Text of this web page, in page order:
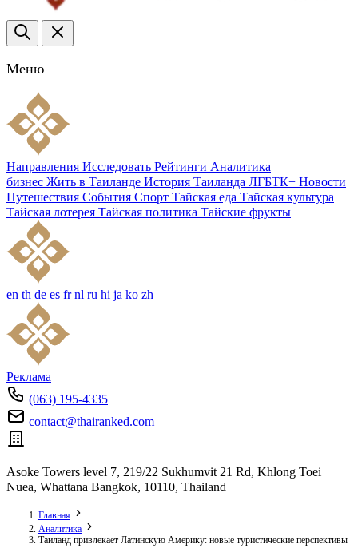
Меню
Направления Исследовать Рейтинги Аналитика
бизнес Жить в Таиланде История Таиланда ЛГБТК+ Новости
Путешествия События Спорт Тайская еда Тайская культура
Тайская лотерея Тайская политика Тайские фрукты
en th de es fr nl ru hi ja ko zh
Реклама
(063) 195-4335
contact@thairanked.com
Asoke Towers level 7, 219/22 Sukhumvit 21 Rd, Khlong Toei
Nuea, Whattana Bangkok, 10110, Thailand
Главная
Аналитика
Таиланд привлекает Латинскую Америку: новые туристические перспективы